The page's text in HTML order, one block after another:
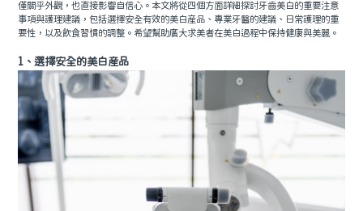
僅關乎外觀，也直接影響自信心。本文將從四個方面詳細探討牙齒美白的重要注意
事項與護理建議，包括選擇安全有效的美白産品、專業牙醫的建議、日常護理的重
要性，以及飲食習慣的調整。希望幫助廣大求美者在美白過程中保持健康與美麗。
1、選擇安全的美白産品